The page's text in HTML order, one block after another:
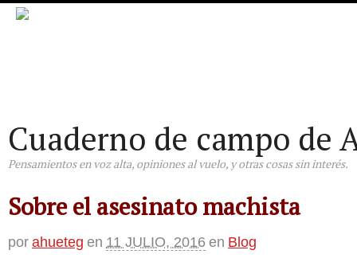
Cuaderno de campo de
Pensamientos en voz alta, opiniones al vuelo, y otras cosas sin interés.
Sobre el asesinato machista
por ahueteg en 11 JULIO, 2016 en Blog